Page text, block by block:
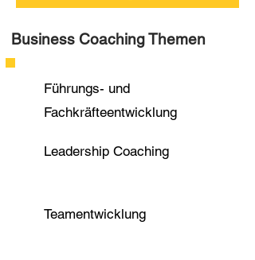
Business Coaching Themen
Führungs- und
Fachkräfteentwicklung
Leadership Coaching
Teamentwicklung